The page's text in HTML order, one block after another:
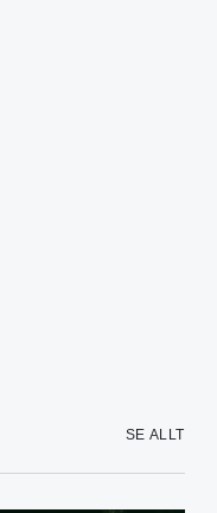
SE ALLT